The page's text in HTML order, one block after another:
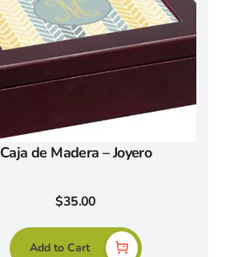
Caja de Madera – Joyero
$35.00
Add to Cart